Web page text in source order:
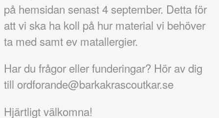
på hemsidan senast 4 september. Detta för
att vi ska ha koll på hur material vi behöver
ta med samt ev matallergier.
Har du frågor eller funderingar? Hör av dig
till ordforande@barkakrascoutkar.se
Hjärtligt välkomna!